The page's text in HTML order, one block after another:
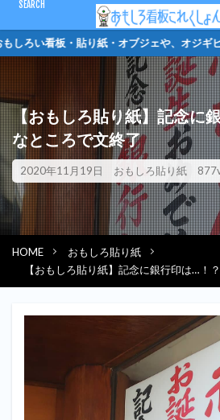
ろい看板・貼り紙・オブジ
【おもしろ貼り紙】記念に
なところで文終了
2020年11月19日 おもしろ貼り紙
HOME
おもしろ貼り紙
【おもしろ貼り紙】記念に銀行印は…！
CLOSE
キーワード
ピクトさん 単管バリケード クソキ
オジギビト
カテゴリー
検索